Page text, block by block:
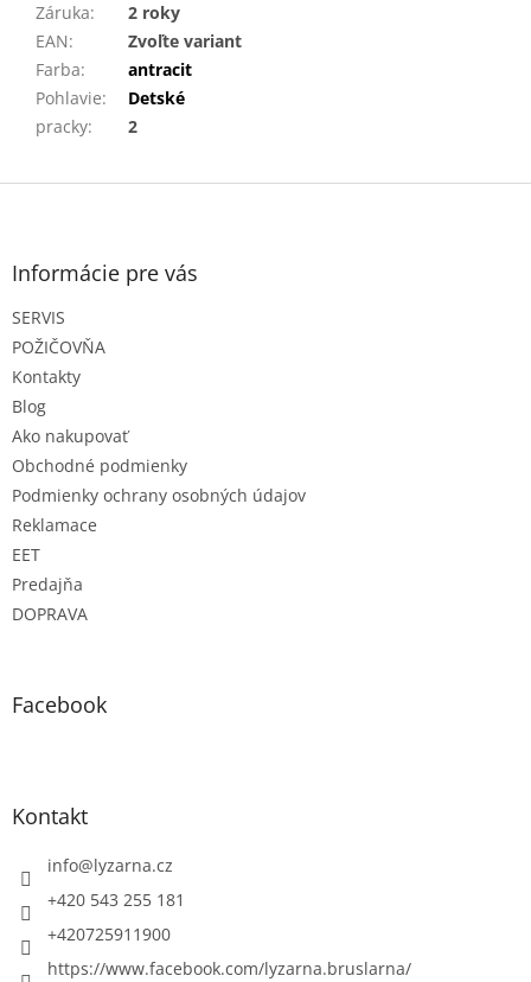
Záruka:
2 roky
EAN:
Zvoľte variant
Farba:
antracit
Pohlavie:
Detské
pracky: 2
Z
Informácie pre vás
SERVIS
POŽIČOVŇA
Kontakty
Blog
Ako nakupovať
Obchodné podmienky
Podmienky ochrany osobných údajov
Reklamace
EET
Predajňa
DOPRAVA
Facebook
Kontakt
info@lyzarna.cz
+420 543 255 181
+420725911900
https://www.facebook.com/lyzarna.bruslarna/